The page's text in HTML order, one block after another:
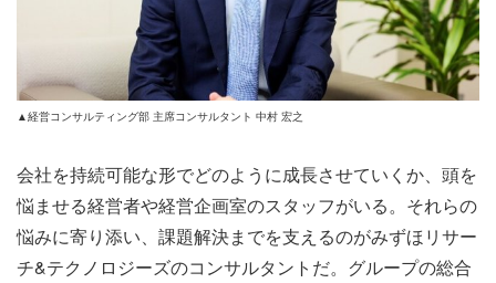
▲経営コンサルティング部 主席コンサルタント 中村 宏之
会社を持続可能な形でどのように成長させていくか、頭を
悩ませる経営者や経営企画室のスタッフがいる。それらの
悩みに寄り添い、課題解決までを支えるのがみずほリサー
チ&テクノロジーズのコンサルタントだ。グループの総合